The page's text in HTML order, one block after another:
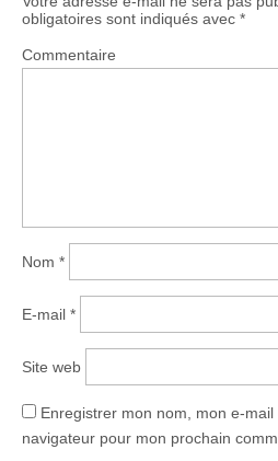
obligatoires sont indiqués avec *
Commentaire
Nom *
E-mail *
Site web
Enregistrer mon nom, mon e-
navigateur pour mon prochain